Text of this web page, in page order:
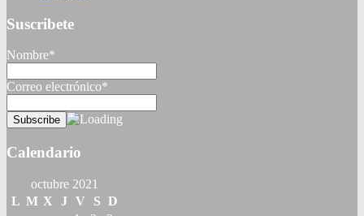
Suscribete
Nombre*
Correo electrónico*
Calendario
octubre 2021
L M X J V S D